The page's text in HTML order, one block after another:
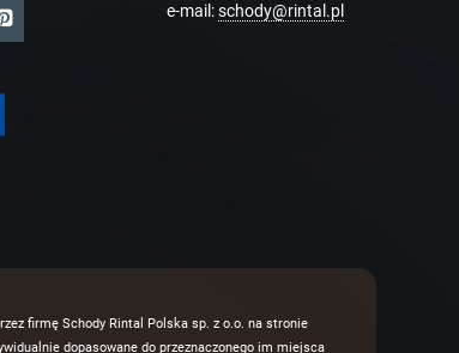
e-mail:schody@rintal.pl
firmę Schody Rintal Polska sp. z o.o. na stronie
dopasowane do przeznaczonego im miejsca